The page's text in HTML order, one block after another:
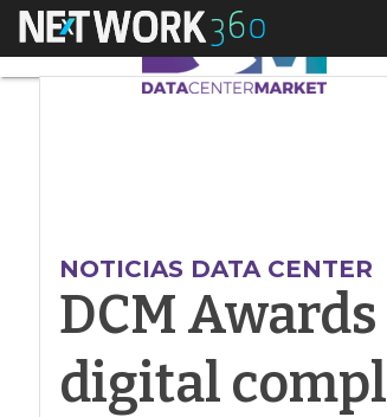
Menú
NOTICIAS DATA CENTER
DCM
digital